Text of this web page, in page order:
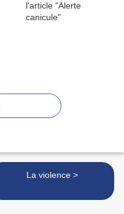
La violence >